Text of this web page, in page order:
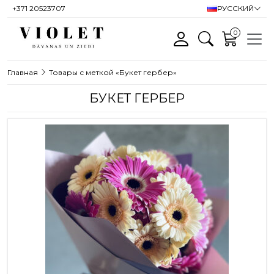
+371 20523707 РУССКИЙ
0
Главная Товары с меткой «Букет гербер»
БУКЕТ ГЕРБЕР